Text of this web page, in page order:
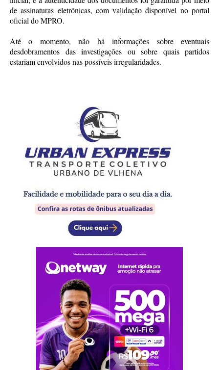
de assinaturas eletrônicas, com validação disponível no portal
oficial do MPRO.
Até o momento, não há informações sobre eventuais
desdobramentos das investigações ou sobre quais partidos
estariam envolvidos nas possíveis irregularidades.